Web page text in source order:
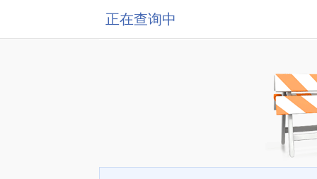
正在查询中